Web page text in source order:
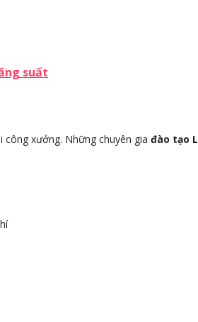
suất
xưởng. Những chuyên gia đào tạo